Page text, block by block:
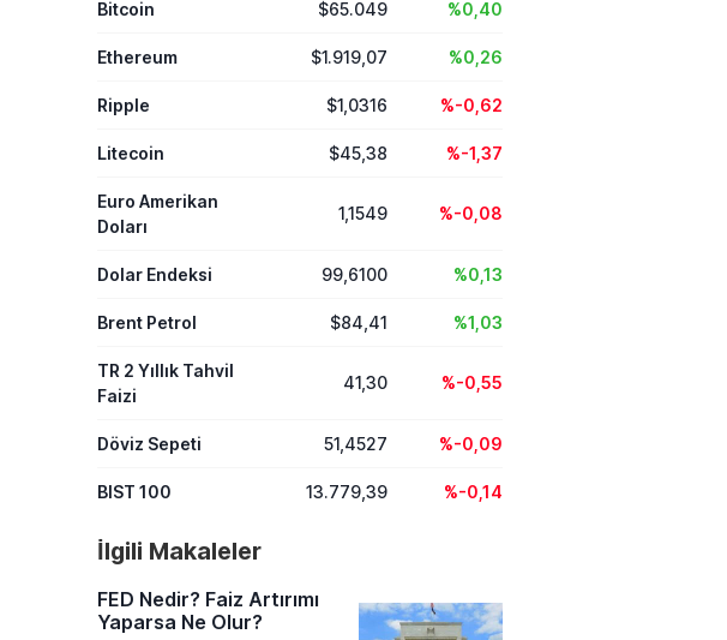
sağlayan adaylar dört ay içinde
akademik yılında ders başı
yapabilecek.
Bitcoin $65.049 %0,40
Ethereum $1.919,07 %0,26
Ripple $1,0316 %-0,62
Litecoin $45,38 %-1,37
Euro Amerikan
Doları
1,1549 %-0,08
Dolar Endeksi 99,6100 %0,13
Brent Petrol $84,41 %1,03
TR 2 Yıllık Tahvil
Faizi
41,30 %-0,55
Döviz Sepeti 51,4527 %-0,09
BIST 100 13.779,39 %-0,14
İlgili Makaleler
FED Nedir? Faiz Artırımı
Yaparsa Ne Olur?